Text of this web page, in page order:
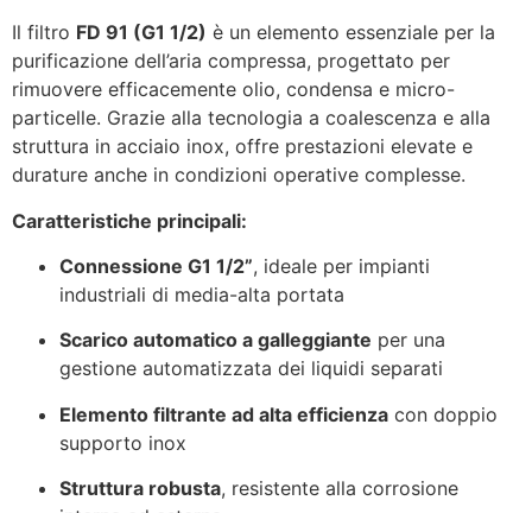
Il filtro FD 91 (G1 1/2) è un elemento essenziale per la
purificazione dell’aria compressa, progettato per
rimuovere efficacemente olio, condensa e micro-
particelle. Grazie alla tecnologia a coalescenza e alla
struttura in acciaio inox, offre prestazioni elevate e
durature anche in condizioni operative complesse.
Caratteristiche principali:
Connessione G1 1/2”, ideale per impianti
industriali di media-alta portata
Scarico automatico a galleggiante per una
gestione automatizzata dei liquidi separati
Elemento filtrante ad alta efficienza con doppio
supporto inox
Struttura robusta, resistente alla corrosione